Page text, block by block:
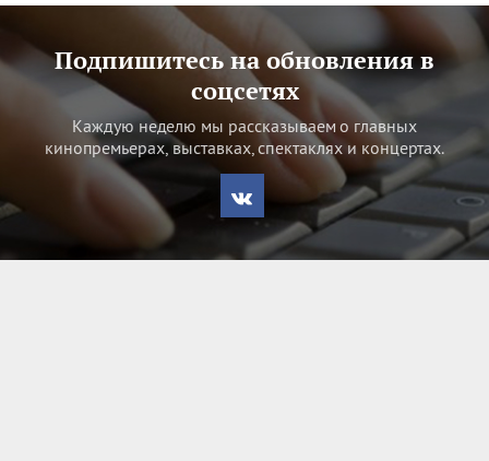
Подпишитесь на обновления в
соцсетях
Каждую неделю мы рассказываем о главных
кинопремьерах, выставках, спектаклях и концертах.